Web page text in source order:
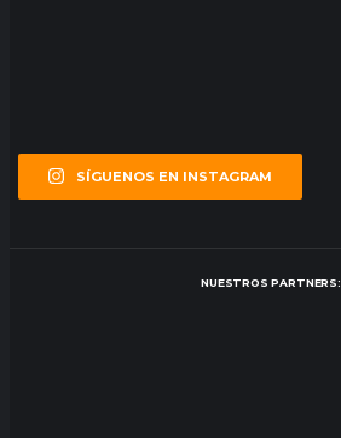
SÍGUENOS EN INSTAGRAM
NUESTROS PARTNERS: